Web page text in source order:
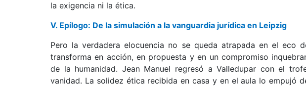
la exigencia ni la ética.
V. Epílogo: De la simulación a la vanguardia jurídica en Leipzig
Pero la verdadera elocuencia no se queda atrapada en el eco
transforma en acción, en propuesta y en un compromiso
de la humanidad. Jean Manuel regresó a Valledupar con el
vanidad. La solidez ética recibida en casa y en el aula lo empujó